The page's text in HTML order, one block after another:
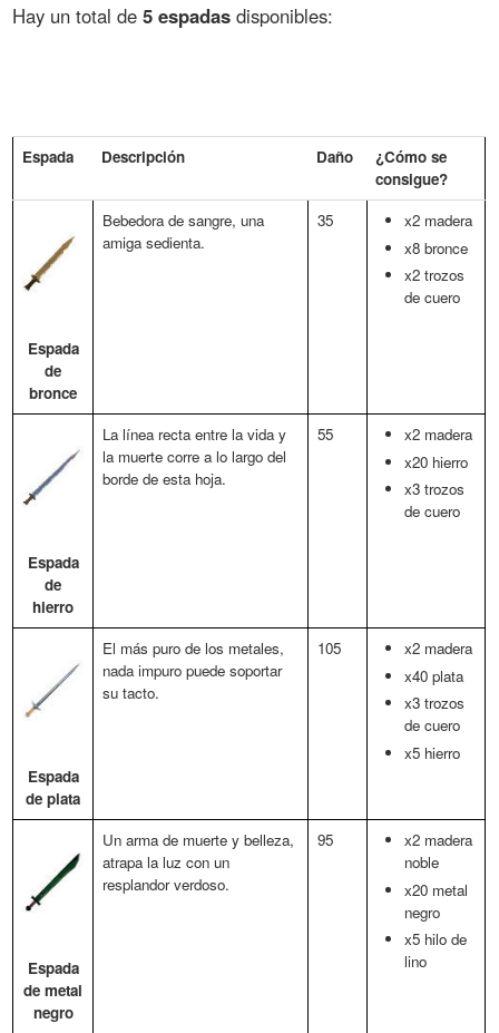
Hay un total de5 espadas disponibles:
Espada Descripción Daño
¿Cómo se
consigue?
Espada
de
bronce
Bebedora de sangre, una
amiga sedienta.
35
x2 madera
x8 bronce
x2 trozos
de cuero
Espada
de
hierro
La línea recta entre la vida y
la muerte corre a lo largo del
borde de esta hoja.
55
x2 madera
x20 hierro
x3 trozos
de cuero
Espada
de plata
El más puro de los metales,
nada impuro puede soportar
su tacto.
105
x2 madera
x40 plata
x3 trozos
de cuero
x5 hierro
Espada
de metal
negro
Un arma de muerte y belleza,
atrapa la luz con un
resplandor verdoso.
95
x2 madera
noble
x20 metal
negro
x5 hilo de
lino